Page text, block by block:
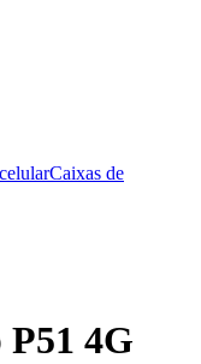
Caixas de
4G